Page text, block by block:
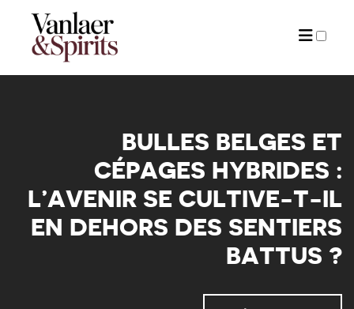
BULLES BELGES ET
CÉPAGES HYBRIDES :
L’AVENIR SE CULTIVE-T-IL
EN DEHORS DES SENTIERS
BATTUS ?